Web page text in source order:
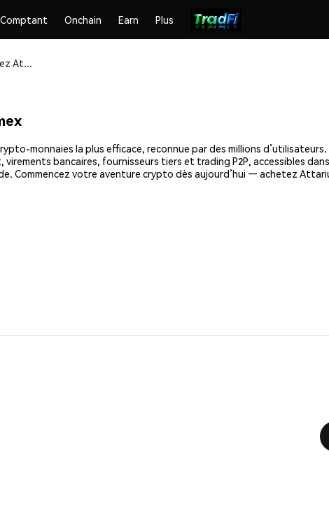
Comptant Onchain Earn Plus
Achetez et stockez Attarius (ATRS) en toute sécurité
monnaies la plus efficace, reconnue par des millions
bancaires, fournisseurs tiers et trading P2P, accessibles
Commencez votre aventure crypto dès aujourd’hui — achetez